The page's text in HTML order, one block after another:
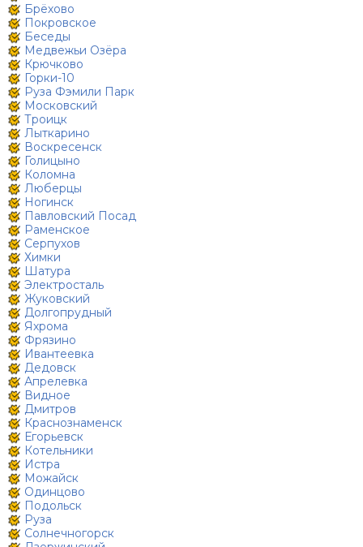
Брёхово
Покровское
Беседы
Медвежьи Озёра
Крючково
Горки-10
Руза Фэмили Парк
Московский
Троицк
Лыткарино
Воскресенск
Голицыно
Коломна
Люберцы
Ногинск
Павловский Посад
Раменское
Серпухов
Химки
Шатура
Электросталь
Жуковский
Долгопрудный
Яхрома
Фрязино
Ивантеевка
Дедовск
Апрелевка
Видное
Дмитров
Краснознаменск
Егорьевск
Котельники
Истра
Можайск
Одинцово
Подольск
Руза
Солнечногорск